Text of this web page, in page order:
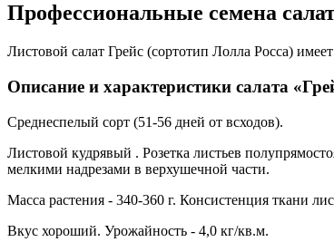
Профессиональные семена
Листовой салат Грейс (сортотип Лолла Росса)
Описание и характеристики салата
Среднеспелый сорт (51-56 дней от всходов).
Листовой кудрявый . Розетка листьев
мелкими надрезами в верхушечной части.
Масса растения - 340-360 г. Консистенция ткани
Вкус хороший. Урожайность - 4,0 кг/кв.м.